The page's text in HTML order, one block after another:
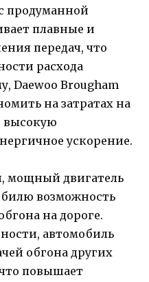
продуманной
плавные и
передач, что
расхода
Daewoo Brougham
на затратах на
высокую
ускорение.
мощный двигатель
возможность
на дороге.
автомобиль
обгона других
повышает